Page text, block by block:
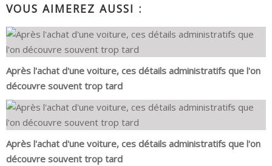
VOUS AIMEREZ AUSSI :
Après l'achat d'une voiture, ces détails administratifs que l'on
découvre souvent trop tard
Après l'achat d'une voiture, ces détails administratifs que l'on
découvre souvent trop tard